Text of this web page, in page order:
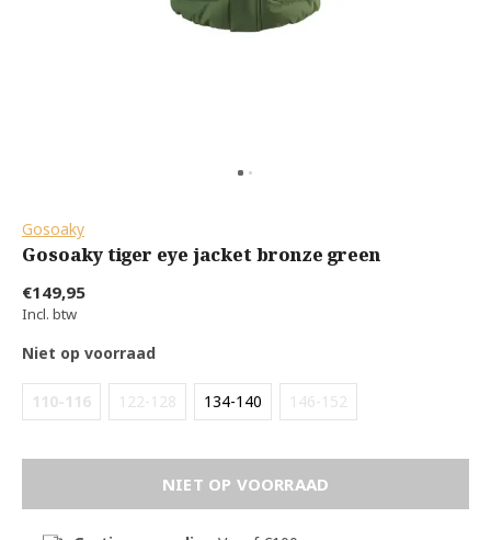
Gosoaky
Gosoaky tiger eye jacket bronze green
€149,95
Incl. btw
Niet op voorraad
110-116 122-128 134-140 146-152
NIET OP VOORRAAD